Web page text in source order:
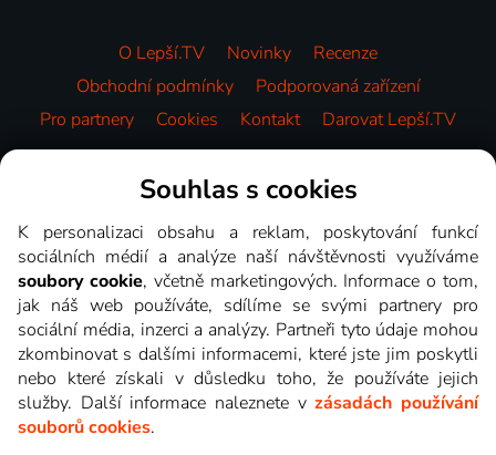
O Lepší.TV Novinky
Recenze
Obchodní podmínky
Podporovaná zařízení
Pro partnery
Cookies Kontakt Darovat Lepší.TV
Videotéka
Souhlas s cookies
K personalizaci obsahu a reklam, poskytování funkcí
sociálních médií a analýze naší návštěvnosti využíváme
soubory cookie, včetně marketingových. Informace o tom,
jak náš web používáte, sdílíme se svými partnery pro
sociální média, inzerci a analýzy. Partneři tyto údaje mohou
zkombinovat s dalšími informacemi, které jste jim poskytli
nebo které získali v důsledku toho, že používáte jejich
služby. Další informace naleznete vzásadách používání
souborů cookies.